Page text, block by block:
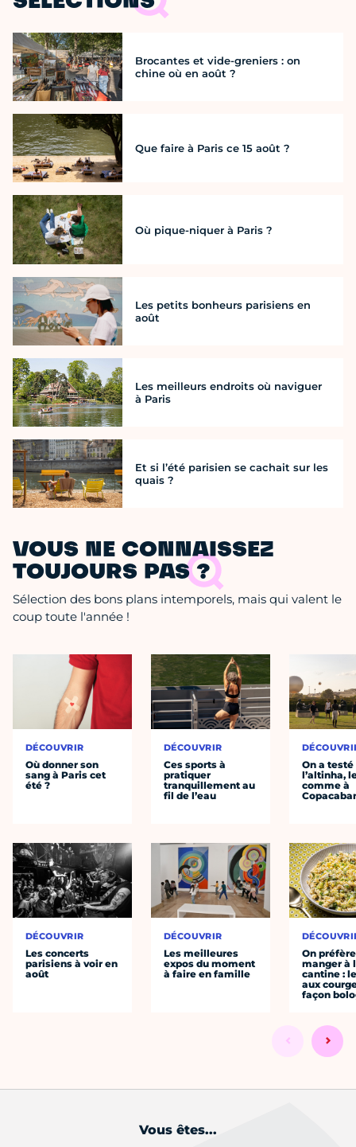
Brocantes et vide-greniers : on
chine où en août ?
Que faire à Paris ce 15 août ?
Où pique-niquer à Paris ?
Les petits bonheurs parisiens en
août
Les meilleurs endroits où naviguer
à Paris
Et si l’été parisien se cachait sur les
quais ?
VOUS NE CONNAISSEZ
TOUJOURS PAS ?
Sélection des bons plans intemporels, mais qui valent le
coup toute l'année !
DÉCOUVRIR
Où donner son
sang à Paris cet
été ?
DÉCOUVRIR
Les concerts
parisiens à voir en
août
DÉCOUVRIR
Ces sports à
pratiquer
tranquillement au
fil de l’eau
DÉCOUVRIR
Les meilleures
expos du moment
à faire en famille
On a testé
l’altinha,
comme à
On préfère
manger à
cantine :
aux
façon
Vous êtes...